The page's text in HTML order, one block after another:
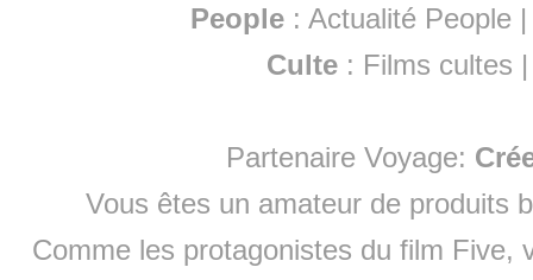
People :Actualité People
Culte : Films cultes
Partenaire Voyage:
Vous êtes un amateur de produits
Comme les protagonistes du film Five,